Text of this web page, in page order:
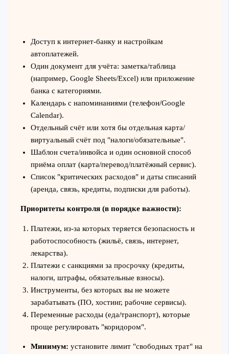
Доступ к интернет-банку и настройкам
автоплатежей.
Один документ для учёта: заметка/таблица
(например, Google Sheets/Excel) или приложение
банка с категориями.
Календарь с напоминаниями (телефон/Google
Calendar).
Отдельный счёт или хотя бы отдельная карта/
виртуальный счёт под "налоги/обязательные".
Шаблон счета/инвойса и один основной способ
приёма оплат (карта/перевод/платёжный сервис).
Список "критических расходов" и даты списаний
(аренда, связь, кредиты, подписки для работы).
Приоритеты контроля (в порядке важности):
Платежи, из-за которых теряется безопасность и
работоспособность (жильё, связь, интернет,
лекарства).
Платежи с санкциями за просрочку (кредиты,
налоги, штрафы, обязательные взносы).
Инструменты, без которых вы не можете
зарабатывать (ПО, хостинг, рабочие сервисы).
Переменные расходы (еда/транспорт), которые
проще регулировать "коридором".
Минимум: установите лимит "свободных трат" на